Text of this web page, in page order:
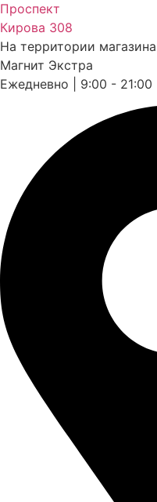
Проспект
Кирова 308
На территории магазина
Магнит Экстра
Ежедневно | 9:00 - 21:00